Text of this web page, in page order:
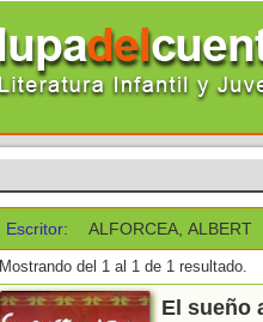
Escritor: ALFORCEA, ALBERT
Mostrando del 1 al 1 de 1 resultado.
El sueño